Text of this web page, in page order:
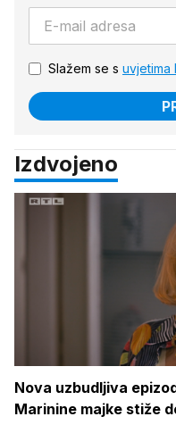
Slažem se s uvjetima
Izdvojeno
Nova uzbudljiva
Marinine majke stiže